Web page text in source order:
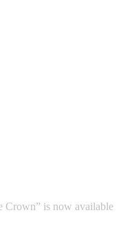
Crown” is now available